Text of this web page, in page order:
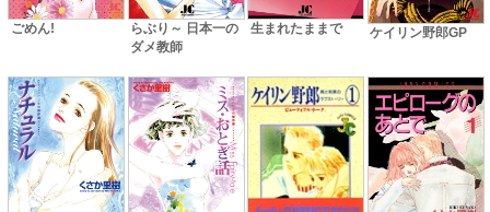
ごめん!
らぶり～ 日本一の
ダメ教師
生まれたままで ケイリン野郎GP